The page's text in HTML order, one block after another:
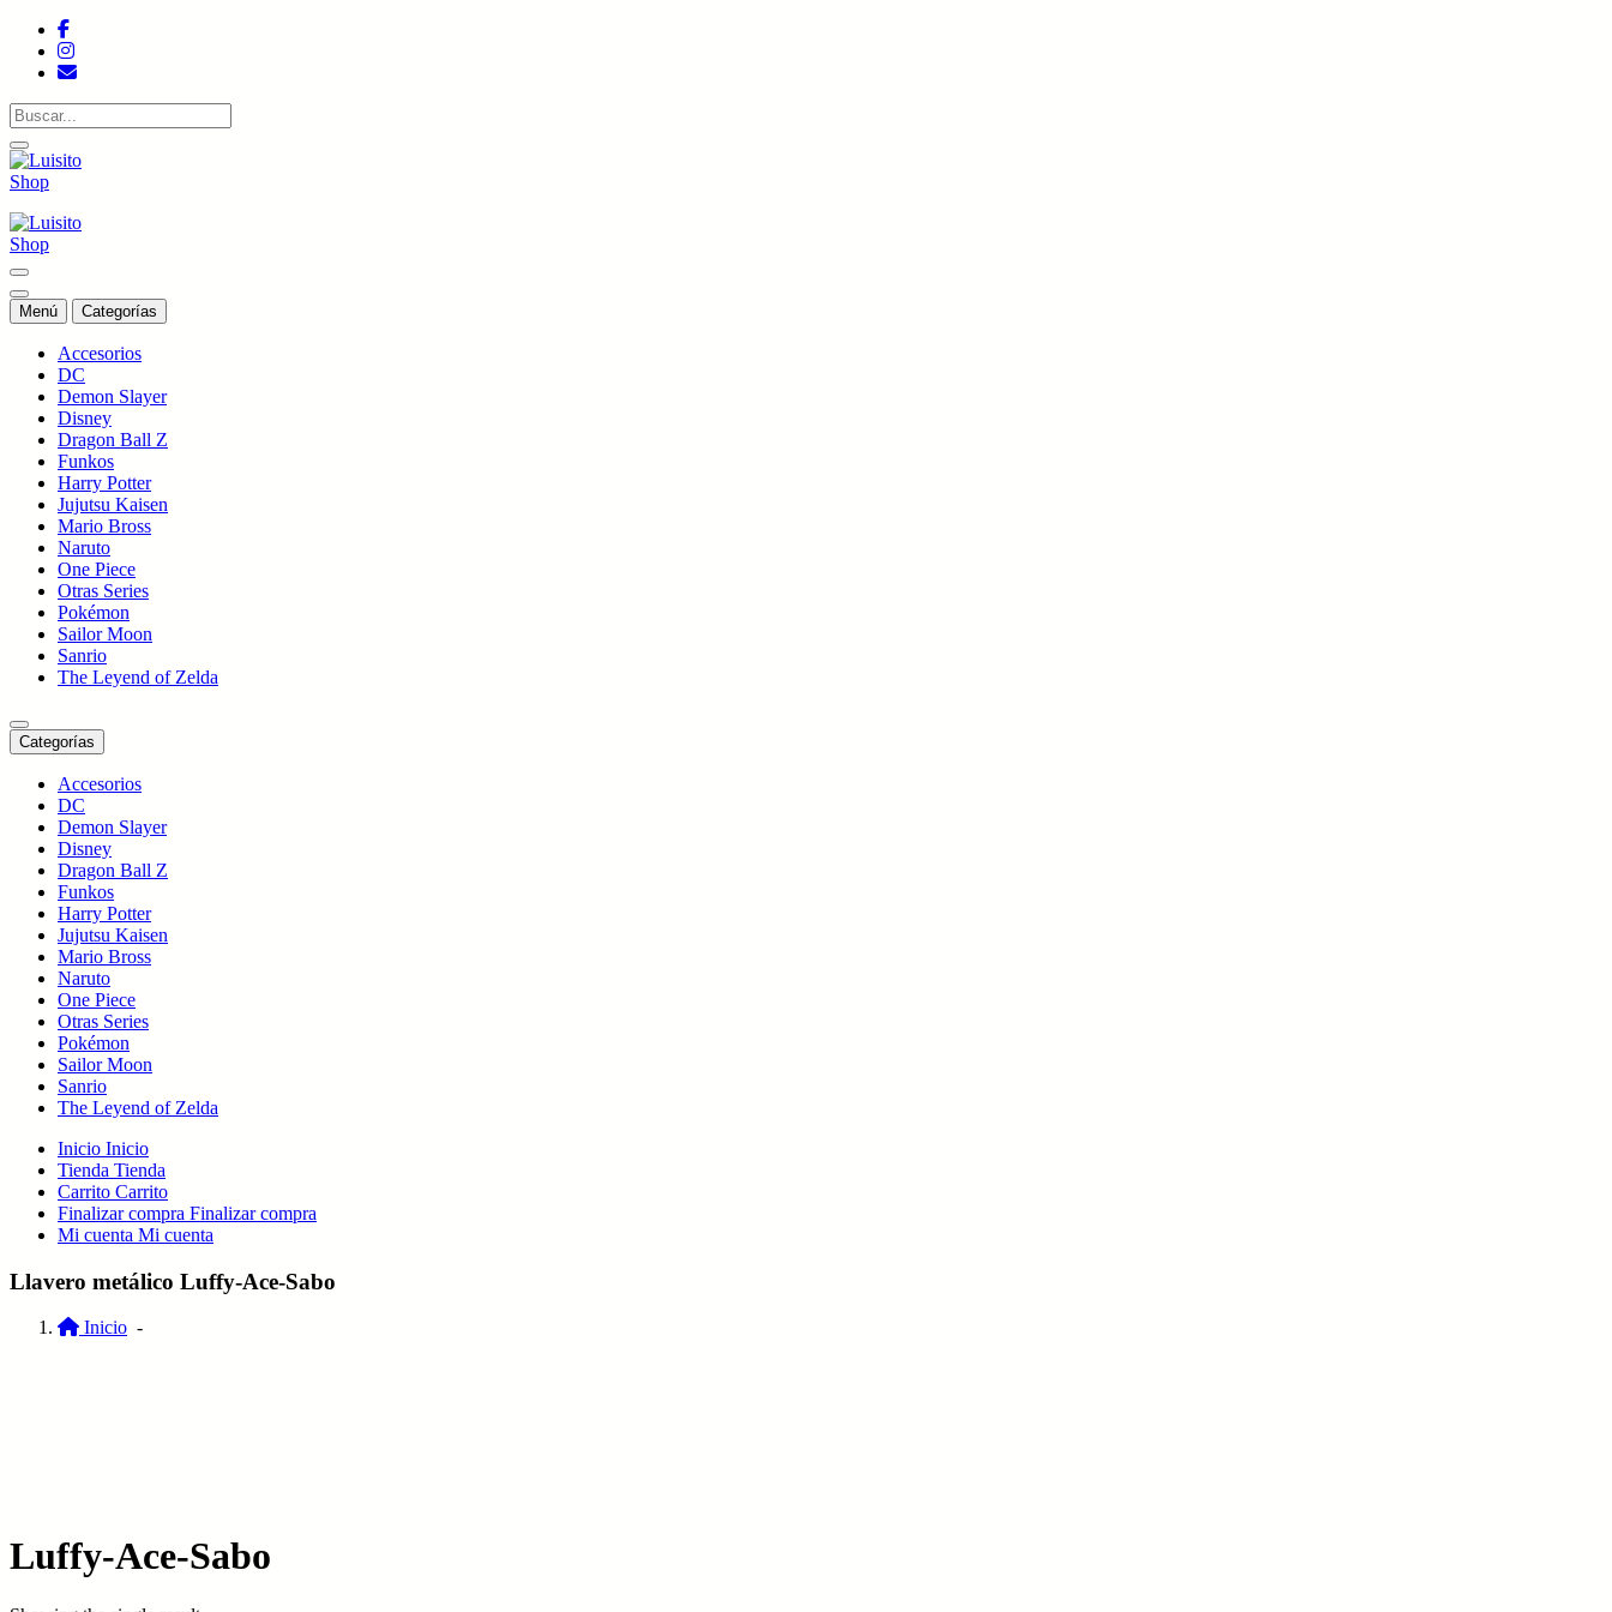
Saltar
contenido
Tienda de colecciones
Menú Categorías
Accesorios
DC
Demon Slayer
Disney
Dragon Ball Z
Funkos
Harry Potter
Jujutsu Kaisen
Mario Bross
Naruto
One Piece
Otras Series
Pokémon
Sailor Moon
Sanrio
The Leyend of Zelda
Categorías
Accesorios
DC
Demon Slayer
Disney
Dragon Ball Z
Funkos
Harry Potter
Jujutsu Kaisen
Mario Bross
Naruto
One Piece
Otras Series
Pokémon
Sailor Moon
Sanrio
The Leyend of Zelda
Inicio Inicio
Tienda Tienda
Carrito Carrito
Finalizar compra Finalizar compra
Mi cuenta Mi cuenta
Llavero metálico Luffy-Ace-Sabo
Inicio -
Luffy-Ace-Sabo